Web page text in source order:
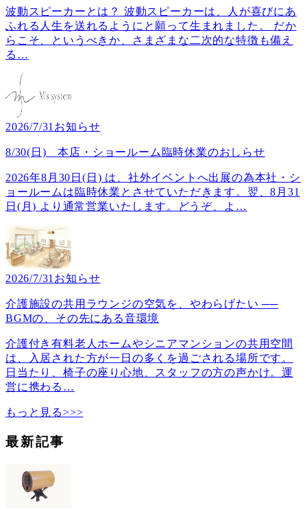
波動スピーカーとは？ 波動スピーカーは、人が喜びにあ
ふれる人生を送れるようにと願って生まれました。 だか
らこそ、というべきか、さまざまな二次的な特徴も備え
る …
2026/7/31 お知らせ
8/30(日) 本店・ショールーム臨時休業のおしらせ
2026年8月30日(日) は、社外イベントへ出展の為本社・シ
ョールームは臨時休業とさせていただきます。翌、8月31
日(月) より通常営業いたします。どうぞ、よ …
2026/7/31 お知らせ
介護施設の共用ラウンジの空気を、やわらげたい ──
BGMの、その先にある音環境
介護付き有料老人ホームやシニアマンションの共用空間
は、入居された方が一日の多くを過ごされる場所です。
日当たり、椅子の座り心地、スタッフの方の声かけ。運
営に携わる …
もっと見る>>>
最新記事